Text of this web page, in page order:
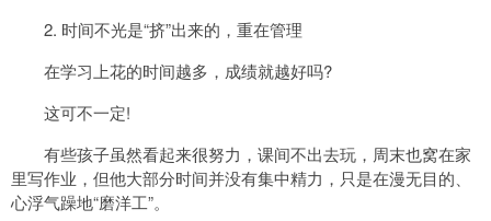
2. 时间不光是“挤”出来的，重在管理
在学习上花的时间越多，成绩就越好吗?
这可不一定!
有些孩子虽然看起来很努力，课间不出去玩，周末也窝在家
里写作业，但他大部分时间并没有集中精力，只是在漫无目的、
心浮气躁地“磨洋工”。